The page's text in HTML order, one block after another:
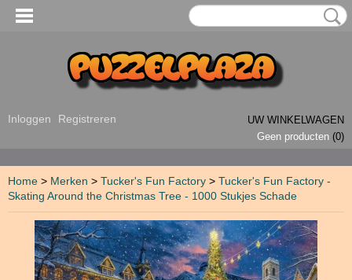
Inloggen Registreren
UW WINKELWAGEN
Geen producten (0)
Home > Merken > Tucker's Fun Factory > Tucker's Fun Factory -
Skating Around the Christmas Tree - 1000 Stukjes Schade